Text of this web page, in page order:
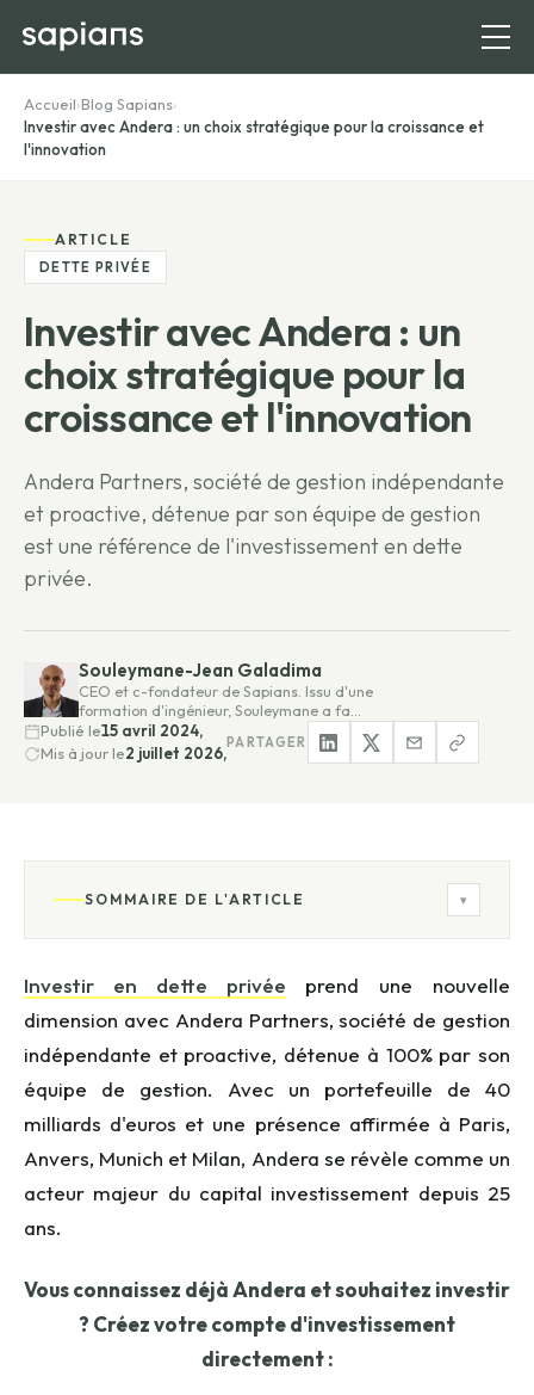
Accueil›Blog Sapians›
Investir avec Andera : un choix stratégique pour la croissance et
l'innovation
ARTICLE
DETTE PRIVÉE
Investir avec Andera : un
choix stratégique pour la
croissance et l'innovation
Andera Partners, société de gestion indépendante
et proactive, détenue par son équipe de gestion
est une référence de l'investissement en dette
privée.
Souleymane-Jean Galadima
CEO et c-fondateur de Sapians. Issu d'une
formation d'ingénieur, Souleymane a fa…
Publié le15 avril 2024,
Mis à jour le2 juillet 2026,
PARTAGER
SOMMAIRE DE L'ARTICLE ▾
Investir en dette privée prend une nouvelle
dimension avec Andera Partners, société de gestion
indépendante et proactive, détenue à 100% par son
équipe de gestion. Avec un portefeuille de 40
milliards d'euros et une présence affirmée à Paris,
Anvers, Munich et Milan, Andera se révèle comme un
acteur majeur du capital investissement depuis 25
ans.
Vous connaissez déjà Andera et souhaitez investir
? Créez votre compte d'investissement
directement :